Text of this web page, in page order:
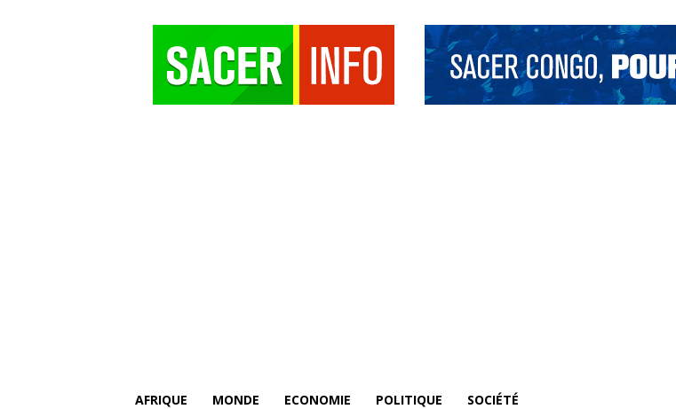
AFRIQUE MONDE ECONOMIE POLITIQUE SOCIÉTÉ